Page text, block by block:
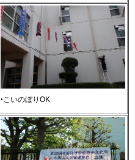
‣こいのぼりOK